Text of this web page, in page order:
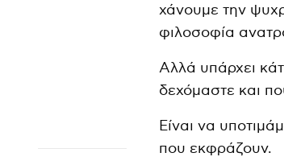
χάνουμε την
φιλοσοφία
Αλλά υπάρχει
δεχόμαστε και
Είναι να
που εκφράζουν.